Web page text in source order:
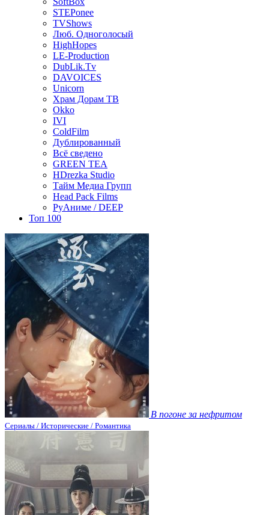
STEPonee
TVShows
Люб. Одноголосый
HighHopes
LE-Production
DubLik.Tv
DAVOICES
Unicorn
Храм Дорам ТВ
Okko
IVI
ColdFilm
Дублированный
Всё сведено
GREEN TEA
HDrezka Studio
Тайм Медиа Групп
Head Pack Films
РуАниме / DEEP
Топ 100
В погоне за нефритом
Сериалы / Исторические / Романтика